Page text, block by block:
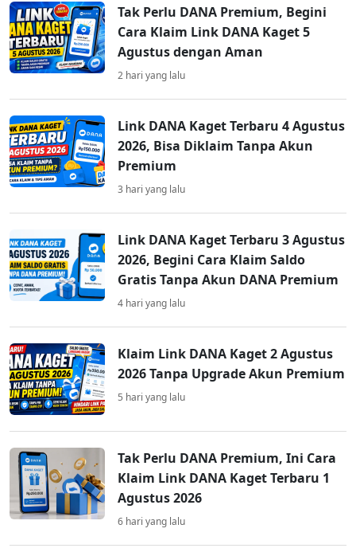
Tak Perlu DANA Premium, Begini
Cara Klaim Link DANA Kaget 5
Agustus dengan Aman
2 hari yang lalu
Link DANA Kaget Terbaru 4 Agustus
2026, Bisa Diklaim Tanpa Akun
Premium
3 hari yang lalu
Link DANA Kaget Terbaru 3 Agustus
2026, Begini Cara Klaim Saldo
Gratis Tanpa Akun DANA Premium
4 hari yang lalu
Klaim Link DANA Kaget 2 Agustus
2026 Tanpa Upgrade Akun Premium
5 hari yang lalu
Tak Perlu DANA Premium, Ini Cara
Klaim Link DANA Kaget Terbaru 1
Agustus 2026
6 hari yang lalu